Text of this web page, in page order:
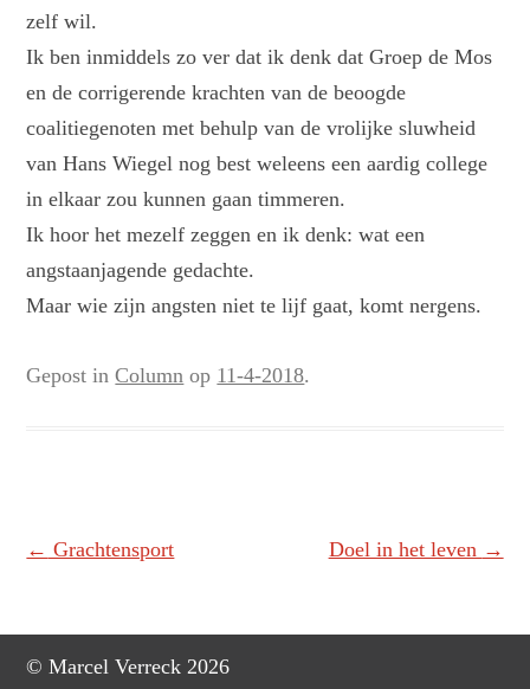
zelf wil.
Ik ben inmiddels zo ver dat ik denk dat Groep de Mos
en de corrigerende krachten van de beoogde
coalitiegenoten met behulp van de vrolijke sluwheid
van Hans Wiegel nog best weleens een aardig college
in elkaar zou kunnen gaan timmeren.
Ik hoor het mezelf zeggen en ik denk: wat een
angstaanjagende gedachte.
Maar wie zijn angsten niet te lijf gaat, komt nergens.
Gepost inColumn op 11-4-2018.
Berichtnavigatie
← Grachtensport Doel in het leven →
© Marcel Verreck 2026